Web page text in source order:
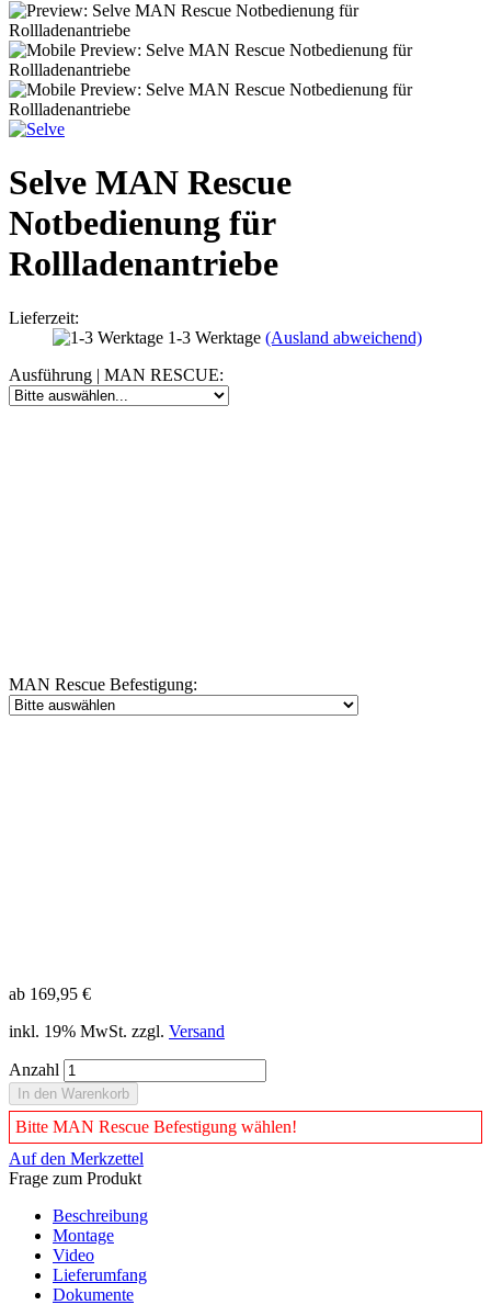
Selve MAN Rescue
Notbedienung für
Rollladenantriebe
Lieferzeit:
1-3 Werktage (Ausland abweichend)
Ausführung | MAN RESCUE:
MAN Rescue Befestigung:
ab 169,95 €
inkl. 19% MwSt. zzgl. Versand
Anzahl
️️️️️Bitte MAN Rescue Befestigung wählen!
Auf den Merkzettel
Frage zum Produkt
Beschreibung
Montage
Video
Lieferumfang
Dokumente